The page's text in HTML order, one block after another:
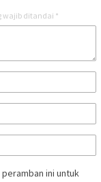
wajib ditandai *
ini untuk